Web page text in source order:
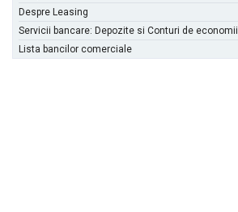
Despre Leasing
Servicii bancare: Depozite si Conturi de economii
Lista bancilor comerciale